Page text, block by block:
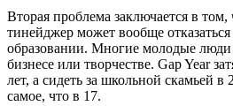
Вторая проблема заключается в том,
тинейджер может вообще
образовании. Многие молодые люди
бизнесе или творчестве. Gap Year
лет, а сидеть за школьной скамьей
самое, что в 17.